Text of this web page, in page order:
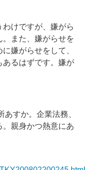
けですが、嫌がら
また、嫌がらせを
嫌がらせをして、
あるはずです。嫌が
あすか。企業法務、
親身かつ熱意にあ